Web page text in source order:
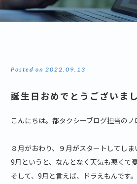
Posted on 2022.09.13
誕生日おめでとうございまし
こんにちは。都タクシーブログ担当のノ
８月がおわり、９月がスタートしてしま
9月というと、なんとなく天気も悪くて
そして、9月と言えば、ドラえもんです。